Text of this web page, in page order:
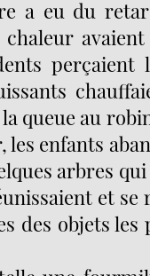
a eu du
queue au
les enfants
arbres
et se
des objets